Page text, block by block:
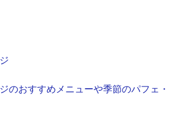
おすすめメニューや季節のパフェ・